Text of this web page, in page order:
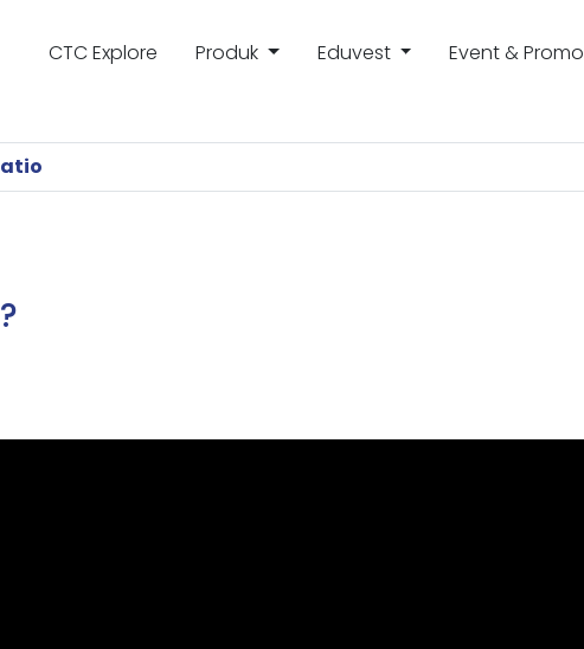
CTC Explore Produk Eduvest Event & Promo